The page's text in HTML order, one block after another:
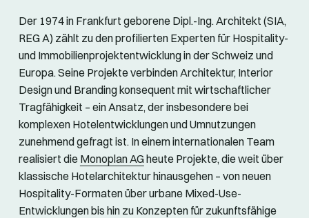
Der 1974 in Frankfurt geborene Dipl.-Ing. Architekt (SIA,
REG A) zählt zu den profilierten Experten für Hospitality-
und Immobilienprojektentwicklung in der Schweiz und
Europa. Seine Projekte verbinden Architektur, Interior
Design und Branding konsequent mit wirtschaftlicher
Tragfähigkeit – ein Ansatz, der insbesondere bei
komplexen Hotelentwicklungen und Umnutzungen
zunehmend gefragt ist. In einem internationalen Team
realisiert die Monoplan AGheute Projekte, die weit über
klassische Hotelarchitektur hinausgehen – von neuen
Hospitality-Formaten über urbane Mixed-Use-
Entwicklungen bis hin zu Konzepten für zukunftsfähige